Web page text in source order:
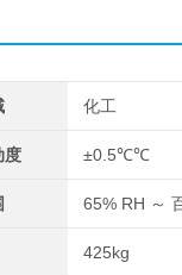
化工
度 ±0.5℃℃
65% RH ～
425kg